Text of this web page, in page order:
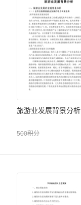
旅游业发展背景分析
500积分